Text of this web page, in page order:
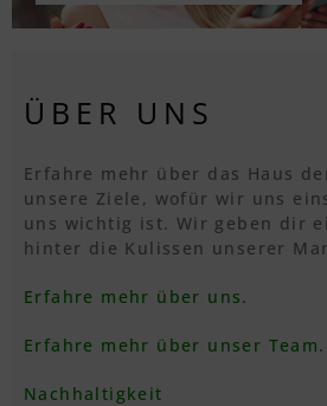
ÜBER UNS
Erfahre mehr über das Haus
unsere Ziele, wofür wir uns
uns wichtig ist. Wir geben dir
hinter die Kulissen unserer
Erfahre mehr über uns.
Erfahre mehr über unser Team.
Nachhaltigkeit